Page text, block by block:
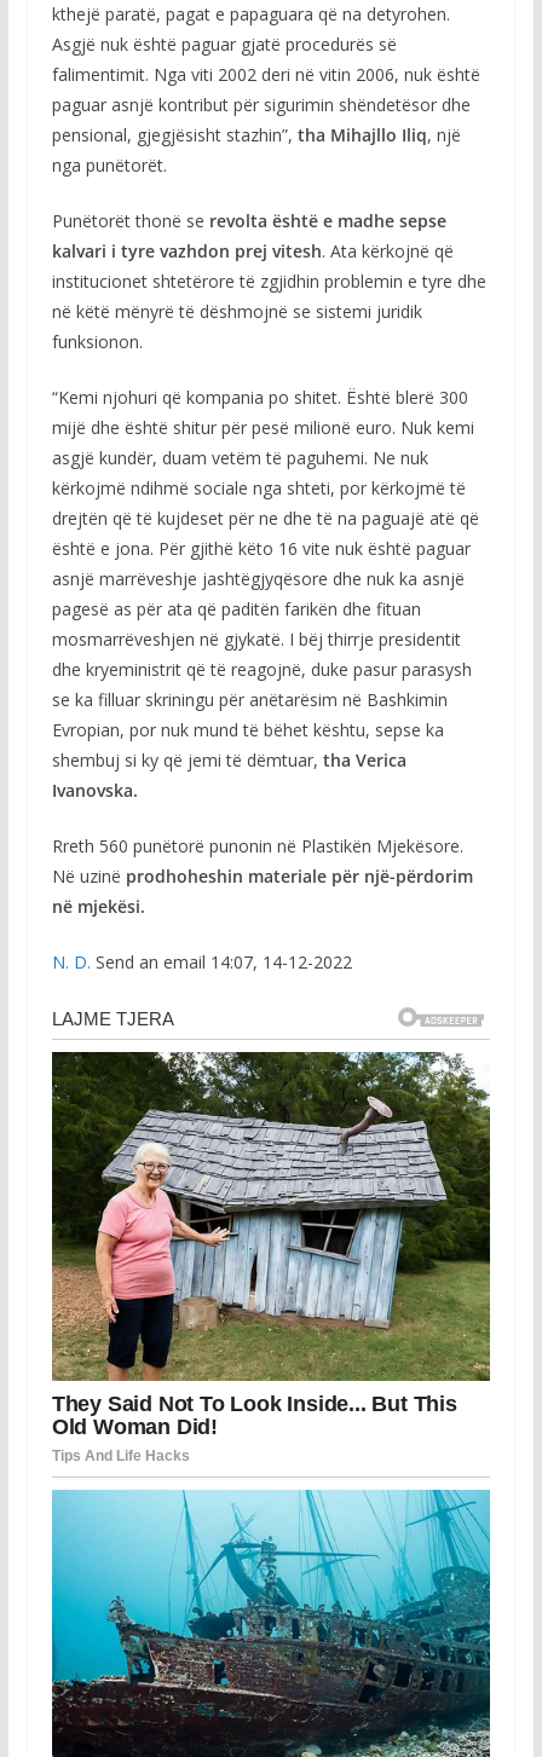
kthejë paratë, pagat e papaguara që na detyrohen.
Asgjë nuk është paguar gjatë procedurës së
falimentimit. Nga viti 2002 deri në vitin 2006, nuk është
paguar asnjë kontribut për sigurimin shëndetësor dhe
pensional, gjegjësisht stazhin”, tha Mihajllo Iliq, një
nga punëtorët.
Punëtorët thonë se revolta është e madhe sepse
kalvari i tyre vazhdon prej vitesh. Ata kërkojnë që
institucionet shtetërore të zgjidhin problemin e tyre dhe
në këtë mënyrë të dëshmojnë se sistemi juridik
funksionon.
“Kemi njohuri që kompania po shitet. Është blerë 300
mijë dhe është shitur për pesë milionë euro. Nuk kemi
asgjë kundër, duam vetëm të paguhemi. Ne nuk
kërkojmë ndihmë sociale nga shteti, por kërkojmë të
drejtën që të kujdeset për ne dhe të na paguajë atë që
është e jona. Për gjithë këto 16 vite nuk është paguar
asnjë marrëveshje jashtëgjyqësore dhe nuk ka asnjë
pagesë as për ata që paditën farikën dhe fituan
mosmarrëveshjen në gjykatë. I bëj thirrje presidentit
dhe kryeministrit që të reagojnë, duke pasur parasysh
se ka filluar skriningu për anëtarësim në Bashkimin
Evropian, por nuk mund të bëhet kështu, sepse ka
shembuj si ky që jemi të dëmtuar, tha Verica
Ivanovska.
Rreth 560 punëtorë punonin në Plastikën Mjekësore.
Në uzinë prodhoheshin materiale për një-përdorim
në mjekësi.
N. D. Send an email 14:07, 14-12-2022